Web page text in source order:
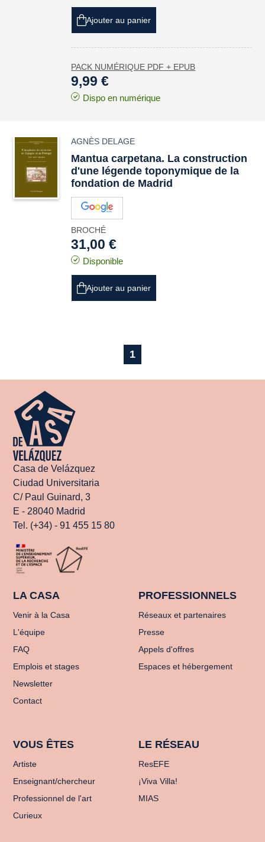
Ajouter au panier
PACK NUMÉRIQUE PDF + EPUB
9,99 €
Dispo en numérique
AGNÈS DELAGE
Mantua carpetana. La construction
d'une légende toponymique de la
fondation de Madrid
BROCHÉ
31,00 €
Disponible
Ajouter au panier
1
Casa de Velázquez
Ciudad Universitaria
C/ Paul Guinard, 3
E - 28040 Madrid
Tel. (+34) - 91 455 15 80
LA CASA
Venir à la Casa
L'équipe
FAQ
Emplois et stages
Newsletter
Contact
PROFESSIONNELS
Réseaux et partenaires
Presse
Appels d'offres
Espaces et hébergement
VOUS ÊTES
Artiste
Enseignant/chercheur
Professionnel de l'art
Curieux
LE RÉSEAU
ResEFE
¡Viva Villa!
MIAS